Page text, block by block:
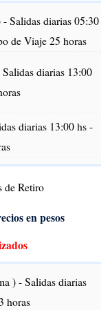
Salidas diarias 05:30
de Viaje 25 horas
diarias 13:00
diarias 13:00 hs -
de Retiro
en pesos
) - Salidas diarias
horas